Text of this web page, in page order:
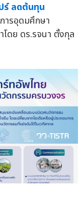
ร์ ลดต้นทุน
ารอุดมศึกษา
ดย ดร.รจนา ตั้งกุล